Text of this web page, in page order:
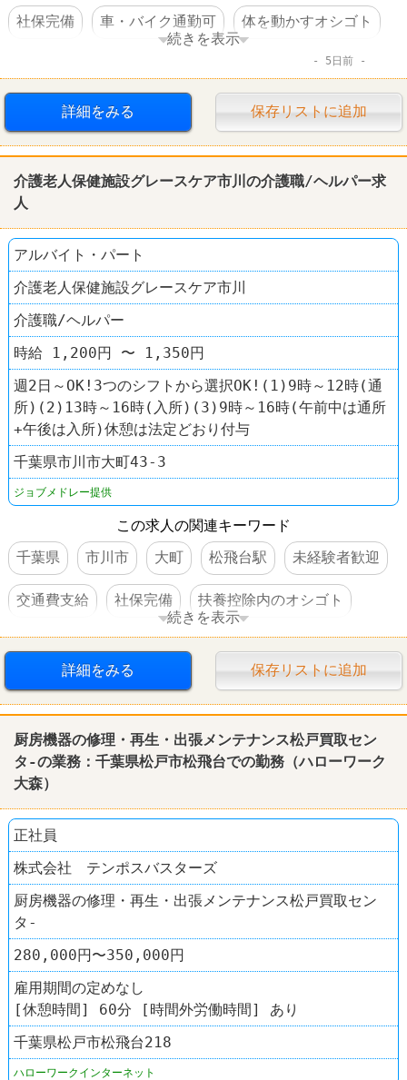
社保完備 車・バイク通勤可 体を動かすオシゴト
続きを表示
5日前
詳細をみる 保存リストに追加
介護老人保健施設グレースケア市川の介護職/ヘルパー求
人
アルバイト・パート
介護老人保健施設グレースケア市川
介護職/ヘルパー
時給 1,200円 〜 1,350円
週2日～OK!3つのシフトから選択OK!(1)9時～12時(通
所)(2)13時～16時(入所)(3)9時～16時(午前中は通所
+午後は入所)休憩は法定どおり付与
千葉県市川市大町43-3
ジョブメドレー提供
この求人の関連キーワード
千葉県
市川市 大町 松飛台駅 未経験者歓迎
交通費支給 社保完備 扶養控除内のオシゴト
制服あり 車・バイク通勤可
続きを表示
詳細をみる 保存リストに追加
厨房機器の修理・再生・出張メンテナンス松戸買取セン
タ-の業務：千葉県松戸市松飛台での勤務（ハローワーク
大森）
正社員
株式会社 テンポスバスターズ
厨房機器の修理・再生・出張メンテナンス松戸買取セン
タ-
280,000円〜350,000円
雇用期間の定めなし
[休憩時間] 60分 [時間外労働時間] あり
千葉県松戸市松飛台218
ハローワークインターネット